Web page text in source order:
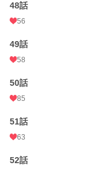
48話
56
49話
58
50話
85
51話
63
52話